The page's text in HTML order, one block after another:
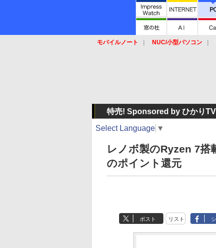
モバイルノート NUC/小型パソコン
特売! Sponsored by ひかり
Select Language ▼
レノボ製のRyzen 7搭
のポイント還元
ポスト リスト